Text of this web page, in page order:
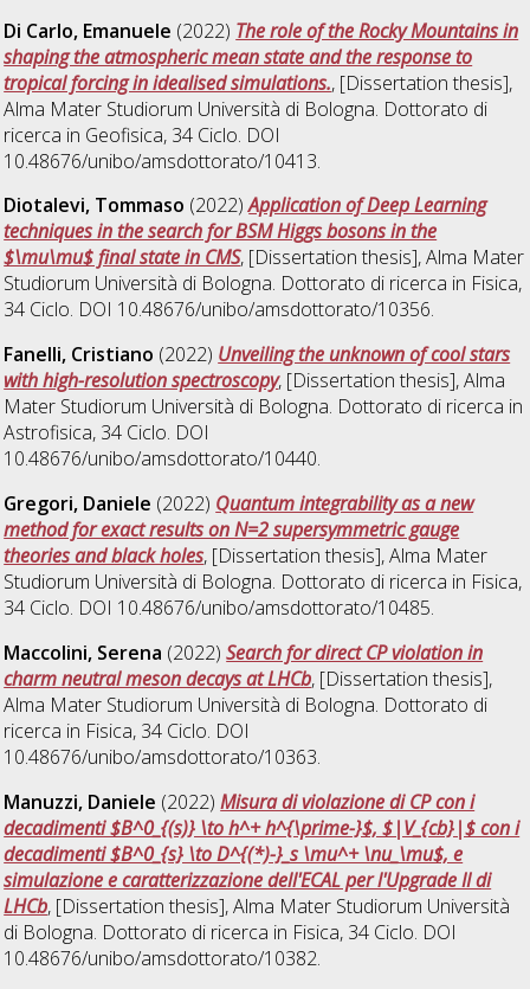
Di Carlo, Emanuele (2022) The role of the Rocky Mountains in
shaping the atmospheric mean state and the response to
tropical forcing in idealised simulations., [Dissertation thesis],
Alma Mater Studiorum Università di Bologna. Dottorato di
ricerca in Geofisica, 34 Ciclo. DOI
10.48676/unibo/amsdottorato/10413.
Diotalevi, Tommaso (2022)Application of Deep Learning
techniques in the search for BSM Higgs bosons in the
$\mu\mu$ final state in CMS, [Dissertation thesis], Alma Mater
Studiorum Università di Bologna. Dottorato di ricerca in Fisica,
34 Ciclo. DOI 10.48676/unibo/amsdottorato/10356.
Fanelli, Cristiano (2022) Unveiling the unknown of cool stars
with high-resolution spectroscopy, [Dissertation thesis], Alma
Mater Studiorum Università di Bologna. Dottorato di ricerca in
Astrofisica, 34 Ciclo. DOI
10.48676/unibo/amsdottorato/10440.
Gregori, Daniele (2022) Quantum integrability as a new
method for exact results on N=2 supersymmetric gauge
theories and black holes, [Dissertation thesis], Alma Mater
Studiorum Università di Bologna. Dottorato di ricerca in Fisica,
34 Ciclo. DOI 10.48676/unibo/amsdottorato/10485.
Maccolini, Serena (2022)Search for direct CP violation in
charm neutral meson decays at LHCb, [Dissertation thesis],
Alma Mater Studiorum Università di Bologna. Dottorato di
ricerca in Fisica, 34 Ciclo. DOI
10.48676/unibo/amsdottorato/10363.
Manuzzi, Daniele (2022)Misura di violazione di CP con i
decadimenti $B^0_{(s)} \to h^+ h^{\prime-}$, $|V_{cb}|$ con i
decadimenti $B^0_{s} \to D^{(*)-}_s \mu^+ \nu_\mu$, e
simulazione e caratterizzazione dell'ECAL per l'Upgrade II di
LHCb, [Dissertation thesis], Alma Mater Studiorum Università
di Bologna. Dottorato di ricerca in Fisica, 34 Ciclo. DOI
10.48676/unibo/amsdottorato/10382.